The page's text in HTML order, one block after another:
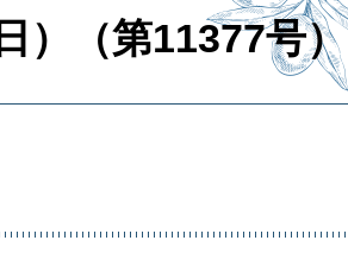
）（第11377号）